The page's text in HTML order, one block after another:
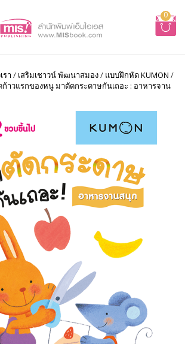
0
รา / เสริมเชาวน์ พัฒนาสมอง/ แบบฝึกหัด KUMON /
าวแรกของหนู มาตัดกระดาษกันเถอะ : อาหารจาน